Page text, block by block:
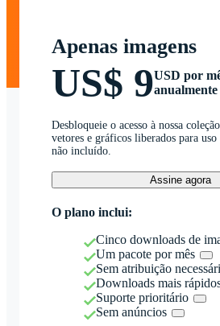
Apenas imagens
US$ 9USD por
anualmente
Desbloqueie o acesso à nossa
vetores e gráficos liberados para
não incluído.
Assine agora
O plano inclui:
Cinco downloads de
Um pacote por mês
Sem atribuição
Downloads mais
Suporte prioritário
Sem anúncios